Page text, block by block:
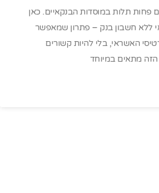
פחות תלות במוסדות הבנקאיים. כאן
ללא חשבון בנק – פתרון שמאפשר
האשראי, בלי להיות קשורים
הזה מתאים במיוחד